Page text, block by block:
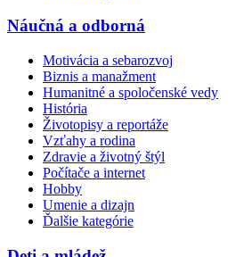
Náučná a odborná
Motivácia a sebarozvoj
Biznis a manažment
Humanitné a spoločenské vedy
História
Životopisy a reportáže
Vzťahy a rodina
Zdravie a životný štýl
Počítače a internet
Hobby
Umenie a dizajn
Ďalšie kategórie